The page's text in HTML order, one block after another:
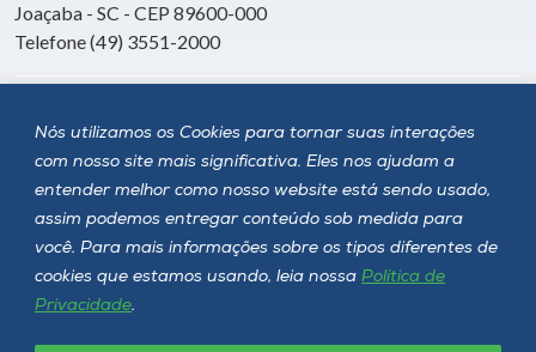
Nós utilizamos os Cookies para tornar suas interações
com nosso site mais significativa. Eles nos ajudam a
entender melhor como nosso website está sendo usado,
assim podemos entregar conteúdo sob medida para
você. Para mais informações sobre os tipos diferentes de
cookies que estamos usando, leia nossa Política de
Privacidade.
Joaçaba - SC - CEP 89600-000
Telefone (49) 3551-2000
Siga a Unoesc